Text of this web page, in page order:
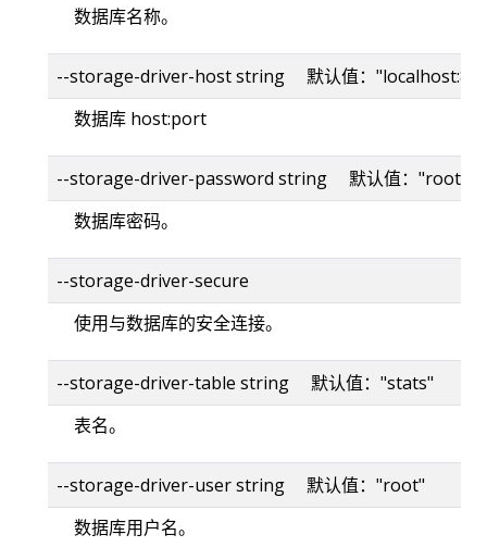
数据库名称。
--storage-driver-host string 默认值：
数据库 host:port
--storage-driver-password string 默认值："root"
数据库密码。
--storage-driver-secure
使用与数据库的安全连接。
--storage-driver-table string 默认值："stats"
表名。
--storage-driver-user string 默认值："root"
数据库用户名。